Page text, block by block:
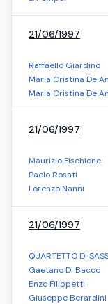
21/06/1997
Raffaello Giardino
Maria Cristina De
Maria Cristina De
21/06/1997
Maurizio Fischione
Paolo Rosati
Lorenzo Nanni
21/06/1997
QUARTETTO DI
Gaetano Di Bacco
Enzo Filippetti
Giuseppe Berardini